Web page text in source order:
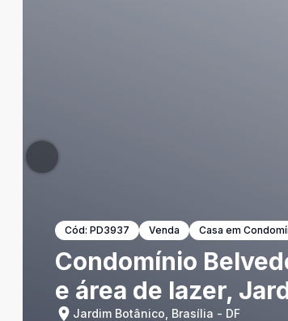
Cód: PD3937 Venda Casa em
Condomínio
e área de lazer,
Jardim Botânico, Brasília - DF